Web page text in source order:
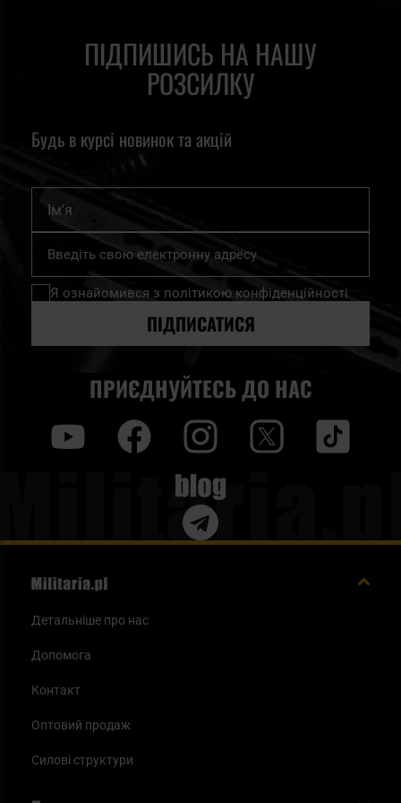
ПІДПИШИСЬ НА НАШУ
РОЗСИЛКУ
Будь в курсі новинок та акцій
Підпишіться
нашу
розсилку
Я ознайомився з політикою конфіденційності
ПІДПИСАТИСЯ
ПРИЄДНУЙТЕСЬ ДО НАС
Blog
Детальніше про нас
Допомога
Контакт
Оптовий продаж
Силові структури